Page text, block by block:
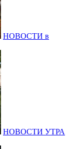
НОВОСТИ в
НОВОСТИ УТРА